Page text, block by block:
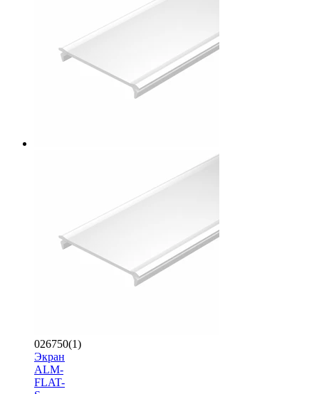
026750(1)
Экран
ALM-
FLAT-